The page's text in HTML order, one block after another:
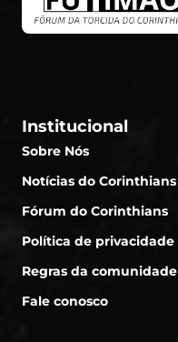
Institucional
Sobre Nós
Notícias do Corinthians
Fórum do Corinthians
Política de privacidade
Regras da comunidade
Fale conosco